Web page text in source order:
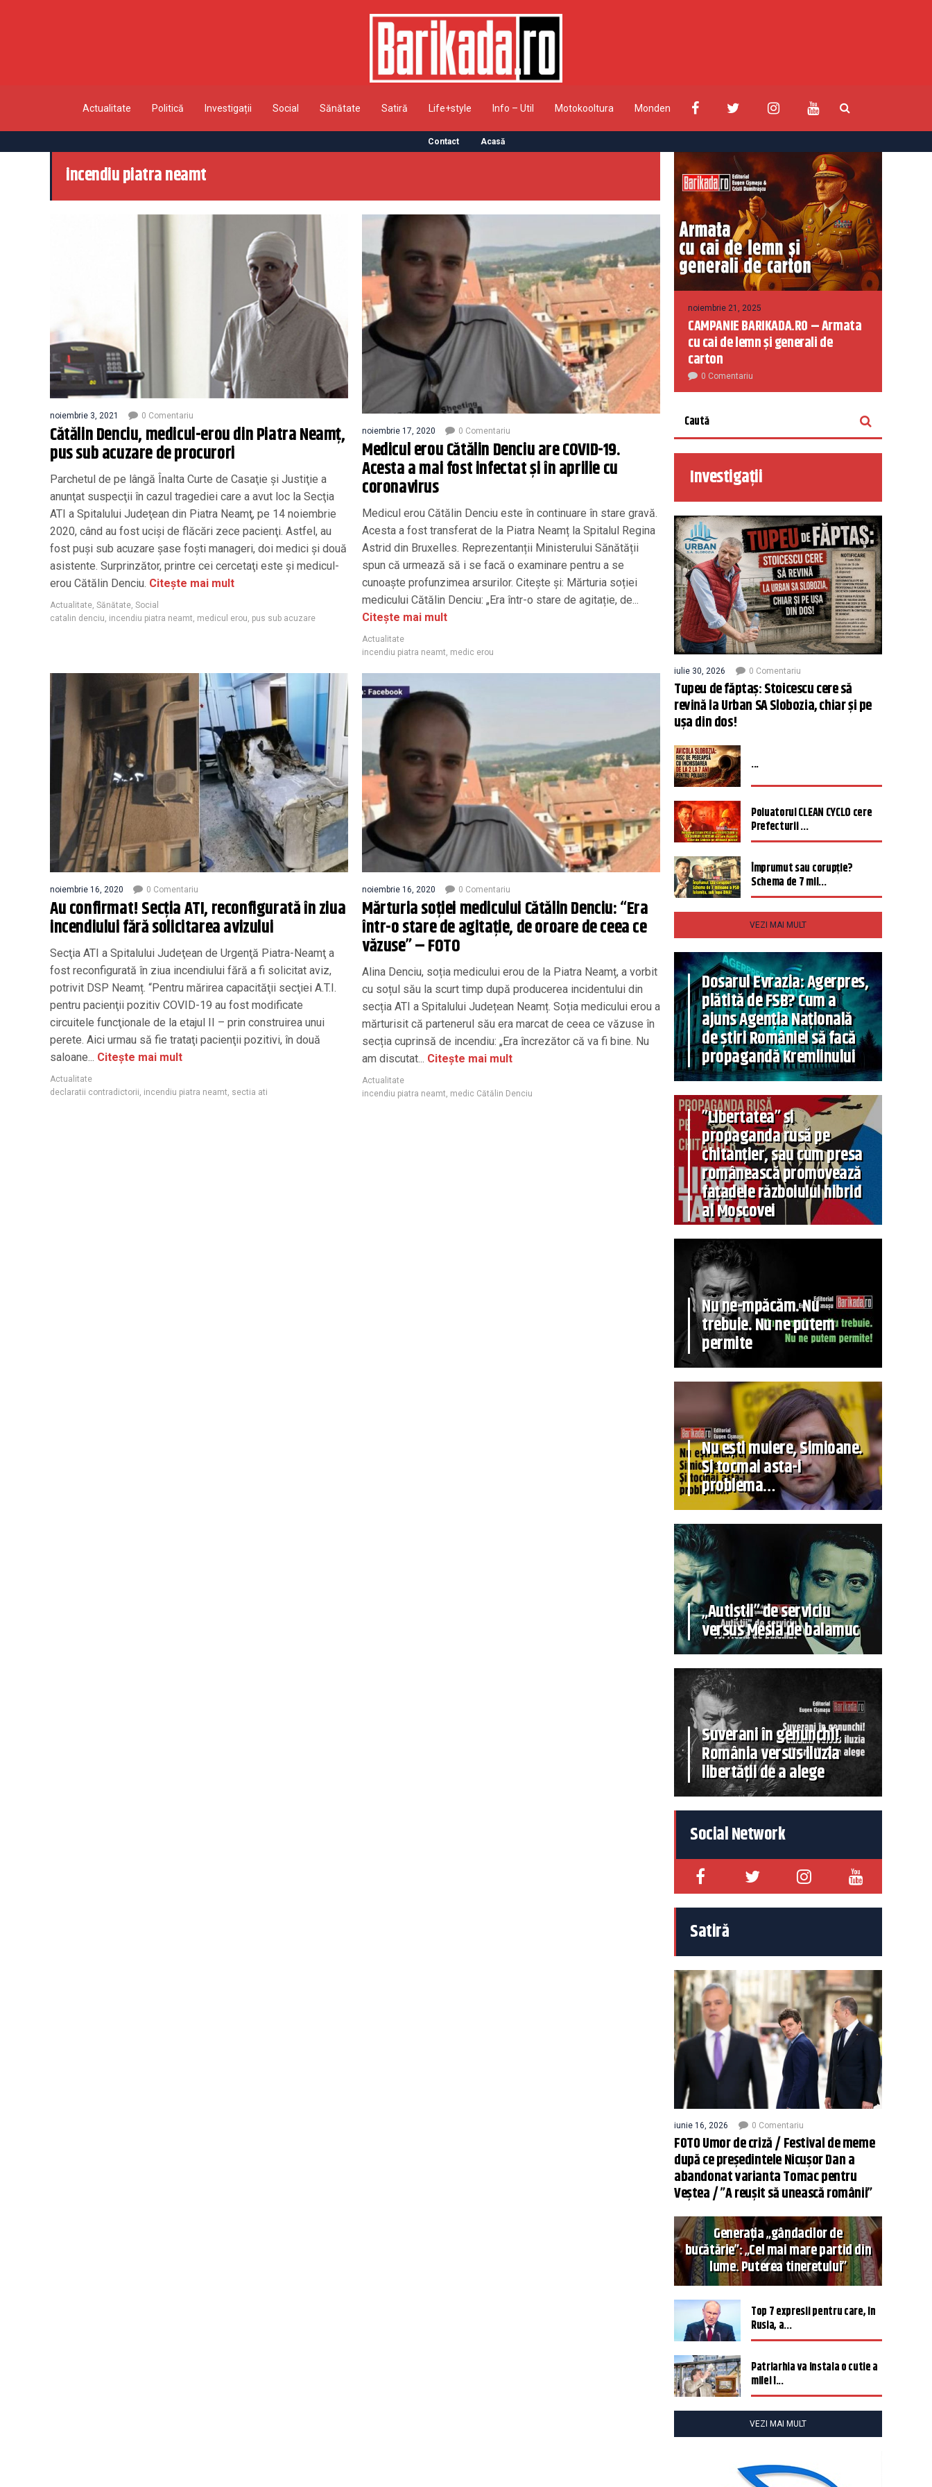
Actualitate Politică Investigații Social Sănătate Satiră Life+style Info – Util Motokooltura Monden
Contact Acasă
incendiu piatra neamt
noiembrie 3, 2021 0 Comentariu
Cătălin Denciu, medicul-erou din Piatra Neamț,
pus sub acuzare de procurori
Parchetul de pe lângă Înalta Curte de Casaţie şi Justiţie a
anunţat suspecţii în cazul tragediei care a avut loc la Secţia
ATI a Spitalului Judeţean din Piatra Neamţ, pe 14 noiembrie
2020, când au fost ucişi de flăcări zece pacienţi. Astfel, au
fost puşi sub acuzare şase foşti manageri, doi medici şi două
asistente. Surprinzător, printre cei cercetaţi este şi medicul-
erou Cătălin Denciu. Citește mai mult
Actualitate Sănătate Social
catalin denciu incendiu piatra neamt medicul erou pus sub acuzare
noiembrie 17, 2020 0 Comentariu
Medicul erou Cătălin Denciu are COVID-19.
Acesta a mai fost infectat şi în aprilie cu
coronavirus
Medicul erou Cătălin Denciu este în continuare în stare gravă.
Acesta a fost transferat de la Piatra Neamț la Spitalul Regina
Astrid din Bruxelles. Reprezentanții Ministerului Sănătății
spun că urmează să i se facă o examinare pentru a se
cunoaște profunzimea arsurilor. Citește și: Mărturia soției
medicului Cătălin Denciu: „Era într-o stare de agitație, de...
Citește mai mult
Actualitate
incendiu piatra neamt medic erou
noiembrie 16, 2020 0 Comentariu
Au confirmat! Secţia ATI, reconfigurată în ziua
incendiului fără solicitarea avizului
Secţia ATI a Spitalului Judeţean de Urgenţă Piatra-Neamţ a
fost reconfigurată în ziua incendiului fără a fi solicitat aviz,
potrivit DSP Neamț. “Pentru mărirea capacităţii secţiei A.T.I.
pentru pacienţii pozitiv COVID-19 au fost modificate
circuitele funcţionale de la etajul II – prin construirea unui
perete. Aici urmau să fie trataţi pacienţii pozitivi, în două
saloane... Citește mai mult
Actualitate
declaratii contradictorii incendiu piatra neamt sectia ati
noiembrie 16, 2020 0 Comentariu
Mărturia soției medicului Cătălin Denciu: “Era
într-o stare de agitație, de oroare de ceea ce
văzuse” – FOTO
Alina Denciu, soția medicului erou de la Piatra Neamț, a vorbit
cu soțul său la scurt timp după producerea incidentului din
secția ATI a Spitalului Județean Neamț. Soția medicului erou a
mărturisit că partenerul său era marcat de ceea ce văzuse în
secția cuprinsă de incendiu: „Era încrezător că va fi bine. Nu
am discutat... Citește mai mult
Actualitate
incendiu piatra neamt medic Cătălin Denciu
noiembrie 21, 2025
CAMPANIE BARIKADA.RO – Armata
cu cai de lemn și generali de
carton
0 Comentariu
Investigații
iulie 30, 2026 0 Comentariu
Tupeu de făptaș: Stoicescu cere să
revină la Urban SA Slobozia, chiar și pe
ușa din dos!
...
Poluatorul CLEAN CYCLO cere
Prefecturii ...
Împrumut sau corupție?
Schema de 7 mil...
VEZI MAI MULT
Dosarul Evrazia: Agerpres,
plătită de FSB? Cum a
ajuns Agenția Națională
de știri României să facă
propagandă Kremlinului
”Libertatea” și
propaganda rusă pe
chitanțier, sau cum presa
românească promovează
fațadele războiului hibrid
al Moscovei
Nu ne-mpăcăm. Nu
trebuie. Nu ne putem
permite
Nu ești muiere, Simioane.
Și tocmai asta-i
problema…
„Autiștii” de serviciu
versus Mesia de balamuc
Suverani în genunchi!
România versus iluzia
libertății de a alege
Social Network
Satiră
iunie 16, 2026 0 Comentariu
FOTO Umor de criză / Festival de meme
după ce președintele Nicușor Dan a
abandonat varianta Tomac pentru
Veștea / ”A reușit să unească românii”
Generația „gândacilor de
bucătărie”: „Cel mai mare partid din
lume. Puterea tineretului”
Top 7 expresii pentru care, în
Rusia, a...
Patriarhia va instala o cutie a
milei î...
VEZI MAI MULT